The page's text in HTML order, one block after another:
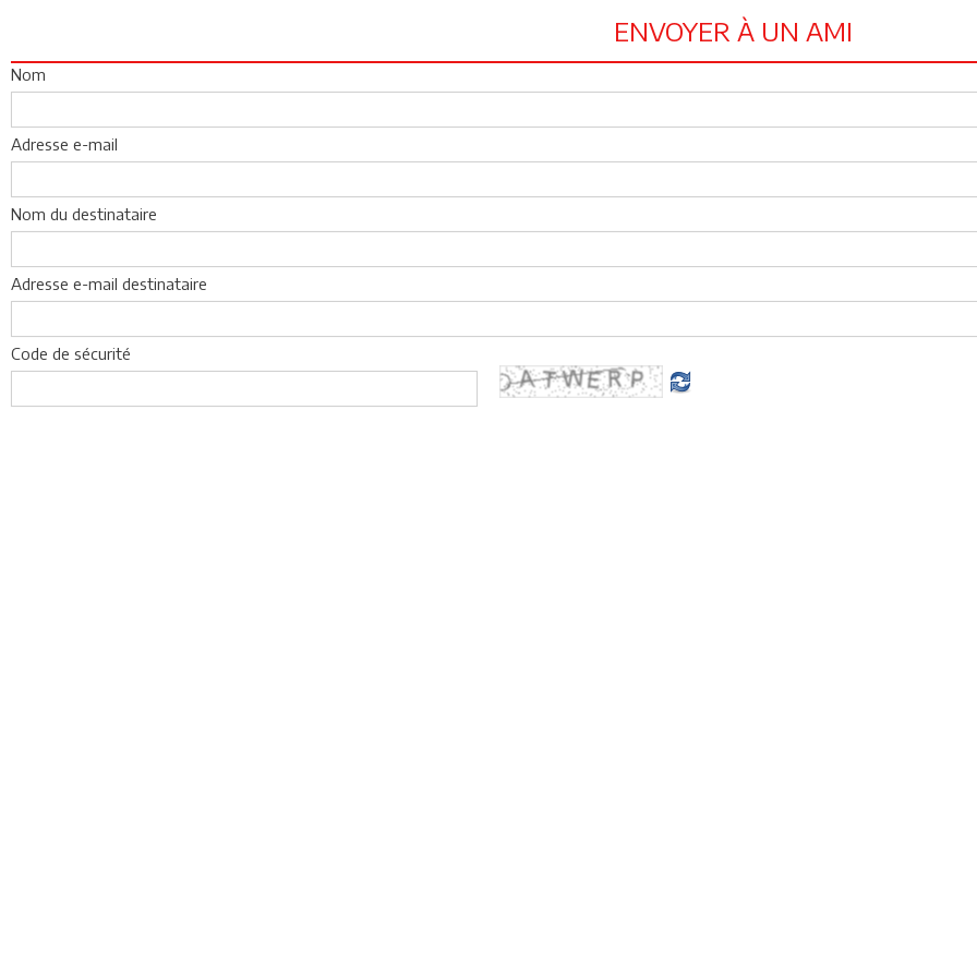
ENVOYER À UN AMI
Nom
Adresse e-mail
Nom du destinataire
Adresse e-mail destinataire
Code de sécurité